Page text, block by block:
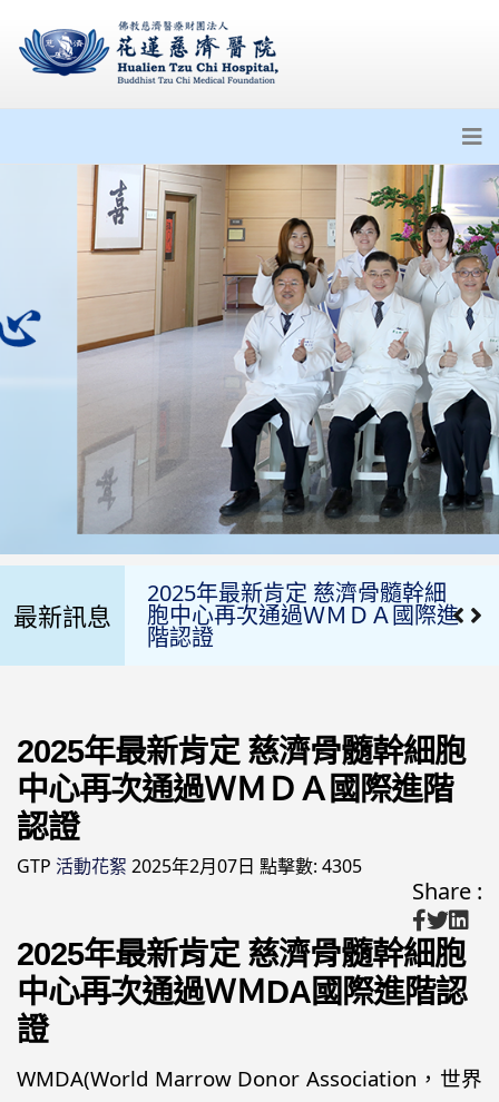
最新訊息
公告衛福部113年5月22日訂定之
醫院施行恩慈治療參考原則
花蓮慈濟醫院攜一曜再生 啟動外
泌體產學合作
臺灣醫療之光．PRP應用於泌尿
再生醫學 花蓮慈院解密膀胱自
癒關鍵
亞洲第一脊髓電刺激術 助癱瘓光
速重生
「台灣CAR-T」治療的國際經驗
讓血液癌末病患重獲生機
2025年最新肯定 慈濟骨髓幹細
胞中心再次通過ＷＭＤＡ國際進
階認證
攜手「攻克癌症」】
2024-11-21 花蓮慈院李啟誠榮獲
2024.11.07 CAR-T細胞治療 給付
2024.08.13 恭賀細胞治療中心李
啟誠主任榮獲第九屆國際醫療典
範獎-個人獎
細胞(CAR-T)治療認證學分班
2025年最新肯定 慈濟骨髓幹細胞
中心再次通過ＷＭＤＡ國際進階
認證
GTP 活動花絮 2025年2月07日 點擊數: 4305
Share :
2025年最新肯定 慈濟骨髓幹細胞
中心再次通過ＷＭDA國際進階認
證
WMDA(World Marrow Donor Association，世界